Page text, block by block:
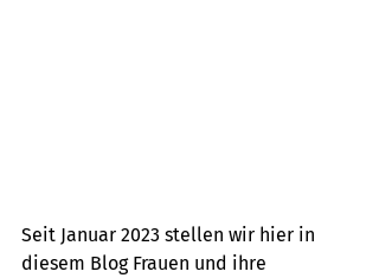
Seit Januar 2023 stellen wir hier in
diesem Blog Frauen und ihre